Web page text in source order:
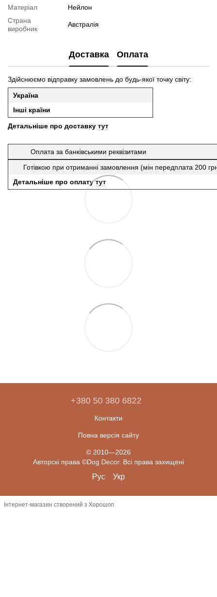
Матеріал
Нейлон
Страна
виробник
Австралія
Доставка Оплата
Здійснюємо відправку замовлень до будь-якої точку світу:
Україна
Інші країни
Детальніше про доставку тут
Оплата за банківськими реквізитами
Готівкою при отриманні замовлення (мін передплата 200
Детальніше про оплатутут
+380 50 380 6822
Контакти
Повна версія сайту
© 2010—2026
Авторскі права ©Dog Decor. Всі права захищені
Рус Укр
Інтернет-магазин створений з Хорошоп